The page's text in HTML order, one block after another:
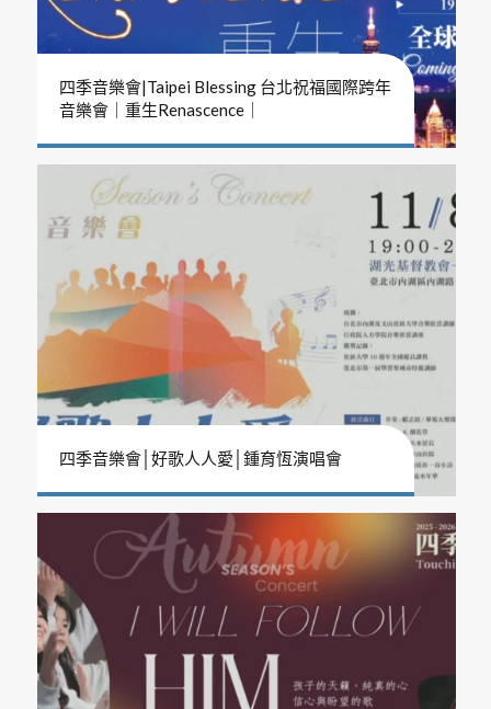
四季音樂會|Taipei Blessing 台北祝福國際跨年
音樂會｜重生Renascence｜
四季音樂會│好歌人人愛│鍾育恆演唱會